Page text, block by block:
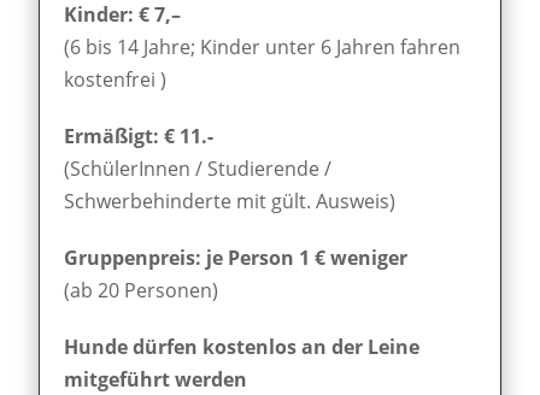
Kinder: € 7,–
(6 bis 14 Jahre; Kinder unter 6 Jahren fahren
kostenfrei )
Ermäßigt: € 11.-
(SchülerInnen / Studierende /
Schwerbehinderte mit gült. Ausweis)
Gruppenpreis: je Person 1 € weniger
(ab 20 Personen)
Hunde dürfen kostenlos an der Leine
mitgeführt werden